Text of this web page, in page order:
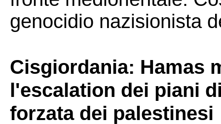
genocidio nazisionista
Cisgiordania: Hamas
l'escalation dei piani
forzata dei palestinesi